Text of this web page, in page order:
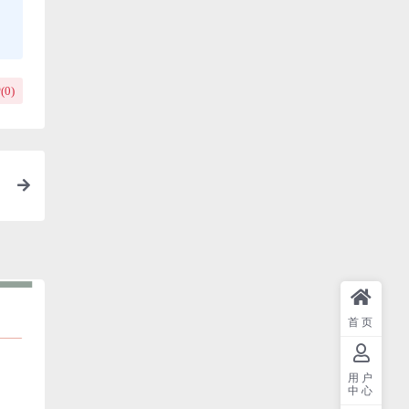
0)
首页
用户
中心